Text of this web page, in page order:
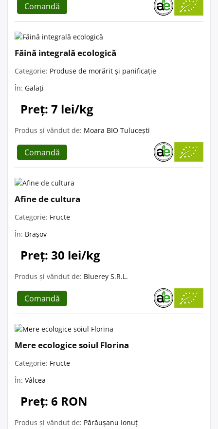
Comandă
Făină integrală ecologică
Categorie: Produse de morărit și panificație
În: Galați
Preț: 7 lei/kg
Produs și vândut de: Moara BIO Tulucești
Comandă
Afine de cultura
Categorie: Fructe
În: Brașov
Preț: 30 lei/kg
Produs și vândut de: Bluerey S.R.L.
Comandă
Mere ecologice soiul Florina
Categorie: Fructe
În: Vâlcea
Preț: 6 RON
Produs și vândut de: Părăușanu Ionuț